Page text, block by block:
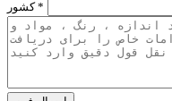
کشور *